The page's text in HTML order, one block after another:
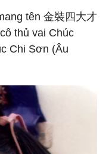
tên 金裝四大才
thủ vai Chúc
Chi Sơn (Âu